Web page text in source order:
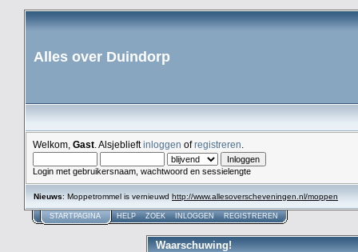
Alles over Duindorp
Welkom, Gast . Alsjeblieftinloggen ofregistreren
Login met gebruikersnaam, wachtwoord en sessielengte
Nieuws: Moppetrommel is vernieuwd http://www.allesoverscheveningen.nl/moppen
STARTPAGINA HELP ZOEK INLOGGEN REGISTREREN
Waarschuwing!